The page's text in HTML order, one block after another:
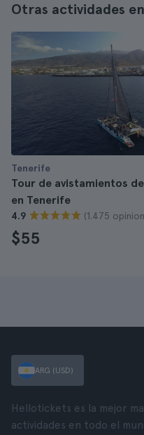
Otras actividades
Tenerife
Tour de avistamientos
en Tenerife
4.9 (1.475
$55
ARG (USD)
Hellotickets es la mejor
actividades en todo el